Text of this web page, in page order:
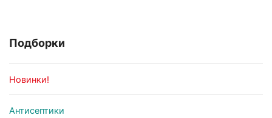
Подборки
Новинки!
Антисептики